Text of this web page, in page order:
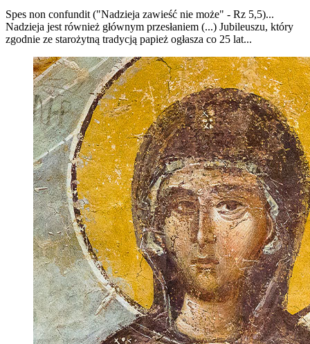
Spes non confundit ("Nadzieja zawieść nie może" - Rz 5,5)...
Nadzieja jest również głównym przesłaniem (...) Jubileuszu, który
zgodnie ze starożytną tradycją papież ogłasza co 25 lat...